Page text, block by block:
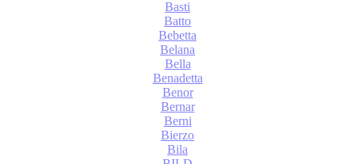
Basti
Batto
Bebetta
Belana
Bella
Benadetta
Benor
Bernar
Berni
Bierzo
Bila